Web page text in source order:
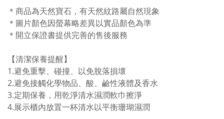
＊商品為天然寶石，有天然紋路屬自然現象
＊圖片顏色因螢幕略差異以實品顏色為準
＊開立保證書提供完善的售後服務
【清潔保養提醒】
1.避免重擊、碰撞、以免脫落損壞
2.避免接觸化學物品、酸、鹼性液體及香水
3.定期保養，用乾淨清水濕潤軟巾擦淨
4.展示櫃內放置一杯清水以平衡珊瑚濕潤